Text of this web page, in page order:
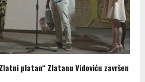
platan“ Zlatanu Vidoviću završen